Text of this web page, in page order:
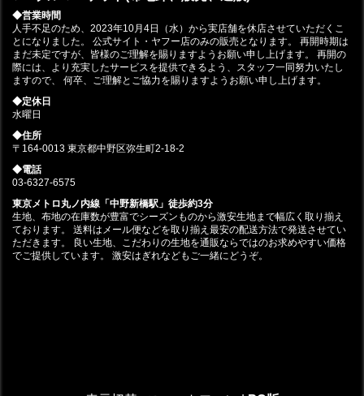
◆営業時間
人手不足のため、2023年10月4日（水）から実店舗を休店させていただくこ
とになりました。 公式サイト・ヤフー店のみの販売となります。 再開時期は
まだ未定ですが、皆様のご理解を賜りますようお願い申し上げます。 再開の
際には、より充実したサービスを提供できるよう、スタッフ一同努力いたし
ますので、 何卒、ご理解とご協力を賜りますようお願い申し上げます。
◆定休日
水曜日
◆住所
〒164-0013 東京都中野区弥生町2-18-2
◆電話
03-6327-6575
東京メトロ丸ノ内線「中野新橋駅」徒歩約3分
生地、布地の在庫数が豊富でシーズンものから激安生地まで幅広く取り揃え
ております。 送料はメール便などを取り揃え最安の配送方法で発送させてい
ただきます。 良い生地、こだわりの生地を通販ならではのお求めやすい価格
でご提供しています。 激安はぎれなどもご一緒にどうぞ。